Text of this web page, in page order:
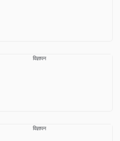
विज्ञापन
विज्ञापन